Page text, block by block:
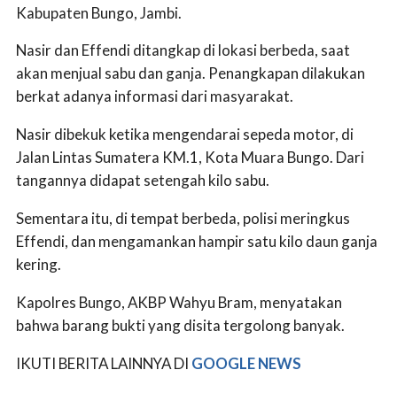
Kabupaten Bungo, Jambi.
Nasir dan Effendi ditangkap di lokasi berbeda, saat
akan menjual sabu dan ganja. Penangkapan dilakukan
berkat adanya informasi dari masyarakat.
Nasir dibekuk ketika mengendarai sepeda motor, di
Jalan Lintas Sumatera KM.1, Kota Muara Bungo. Dari
tangannya didapat setengah kilo sabu.
Sementara itu, di tempat berbeda, polisi meringkus
Effendi, dan mengamankan hampir satu kilo daun ganja
kering.
Kapolres Bungo, AKBP Wahyu Bram, menyatakan
bahwa barang bukti yang disita tergolong banyak.
IKUTI BERITA LAINNYA DI GOOGLE NEWS